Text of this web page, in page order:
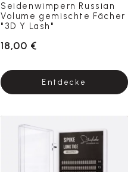
Seidenwimpern Russian
Volume gemischte Fächer
"3D Y Lash"
18,00 €
Entdecke